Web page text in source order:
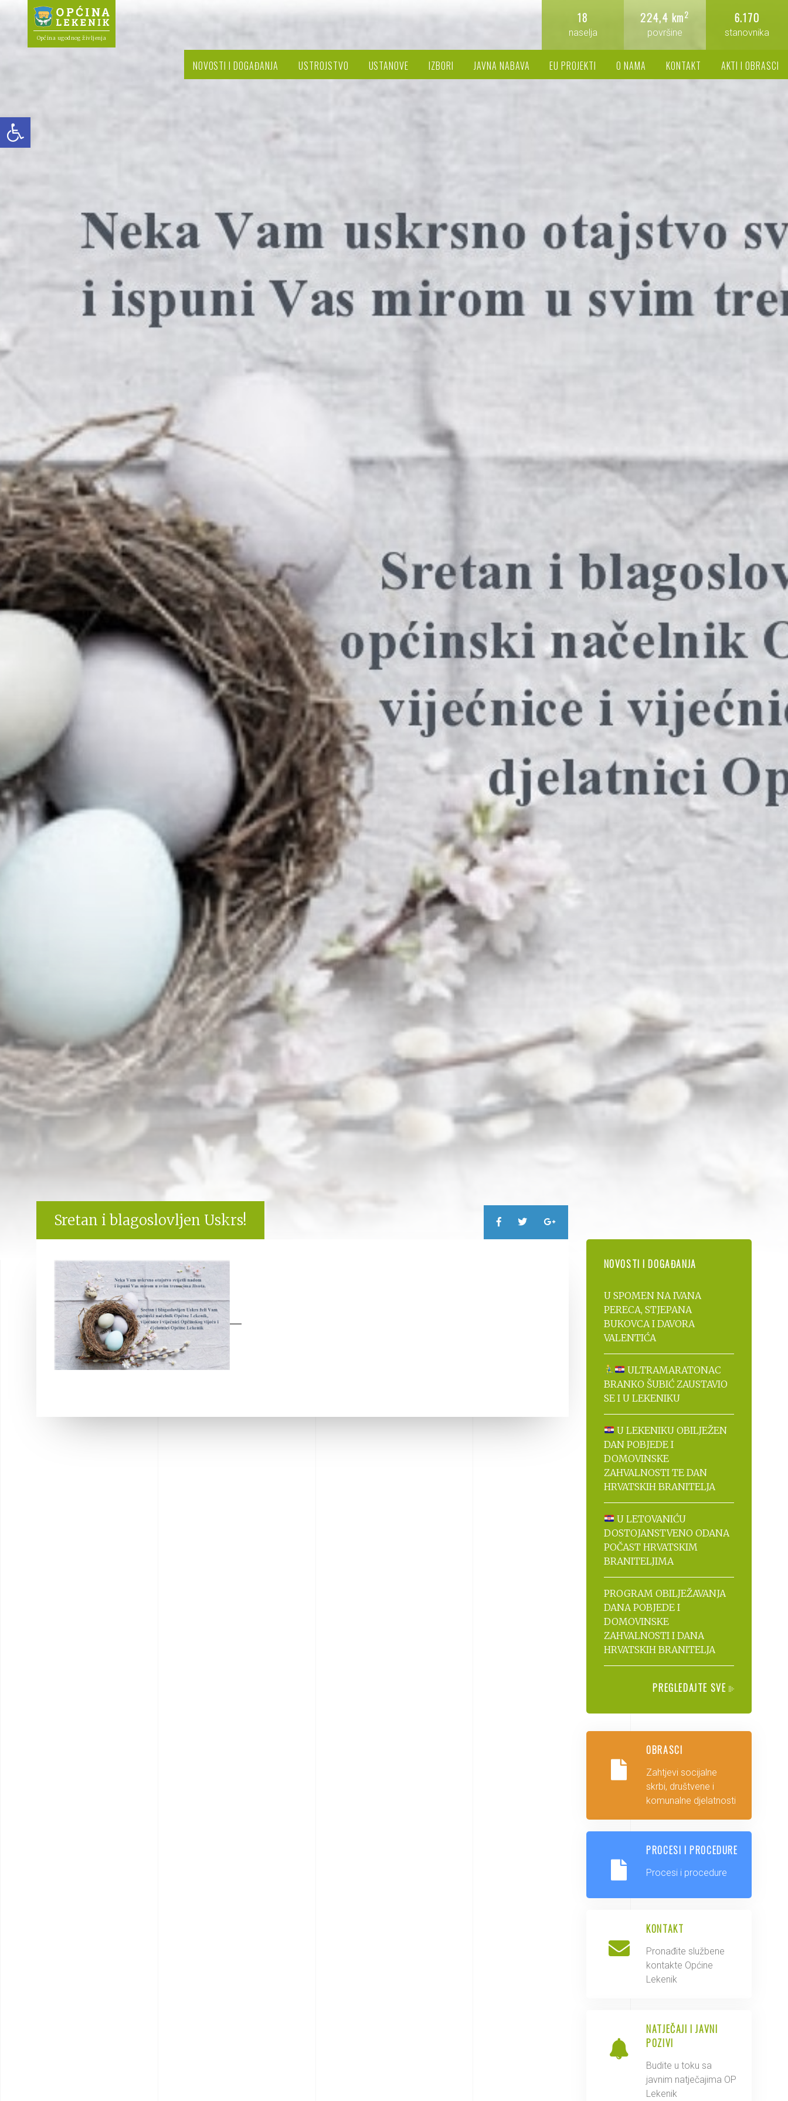
Open toolbar
Općina ugodnog življenja
6.170
stanovnika
224,4 km2
površine
18
naselja
NOVOSTI I DOGAĐANJA USTROJSTVO USTANOVE IZBORI JAVNA NABAVA EU PROJEKTI O NAMA KONTAKT AKTI I OBRASCI
Sretan i blagoslovljen Uskrs!
NOVOSTI I DOGAĐANJA
U SPOMEN NA IVANA
PERECA, STJEPANA
BUKOVCA I DAVORA
VALENTIĆA
ULTRAMARATONAC
BRANKO ŠUBIĆ ZAUSTAVIO
SE I U LEKENIKU
U LEKENIKU OBILJEŽEN
DAN POBJEDE I
DOMOVINSKE
ZAHVALNOSTI TE DAN
HRVATSKIH BRANITELJA
U LETOVANIĆU
DOSTOJANSTVENO ODANA
POČAST HRVATSKIM
BRANITELJIMA
PROGRAM OBILJEŽAVANJA
DANA POBJEDE I
DOMOVINSKE
ZAHVALNOSTI I DANA
HRVATSKIH BRANITELJA
PREGLEDAJTE SVE
OBRASCI
Zahtjevi socijalne
skrbi, društvene i
komunalne djelatnosti
PROCESI I PROCEDURE
Procesi i procedure
KONTAKT
Pronađite službene
kontakte Općine
Lekenik
NATJEČAJI I JAVNI
POZIVI
Budite u toku sa
javnim natječajima OP
Lekenik